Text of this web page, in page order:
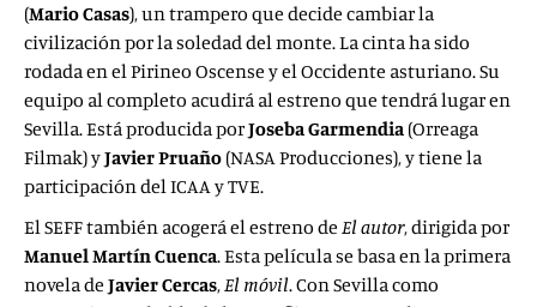
(Mario Casas), un trampero que decide cambiar la
civilización por la soledad del monte. La cinta ha sido
rodada en el Pirineo Oscense y el Occidente asturiano. Su
equipo al completo acudirá al estreno que tendrá lugar en
Sevilla. Está producida porJoseba Garmendia (Orreaga
Filmak) yJavier Pruaño (NASA Producciones), y tiene la
participación del ICAA y TVE.
El SEFF también acogerá el estreno de El autor, dirigida por
Manuel Martín Cuenca. Esta película se basa en la primera
novela de Javier Cercas,El móvil. Con Sevilla como